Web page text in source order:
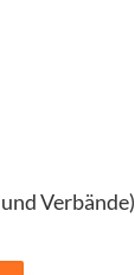
Verbände)